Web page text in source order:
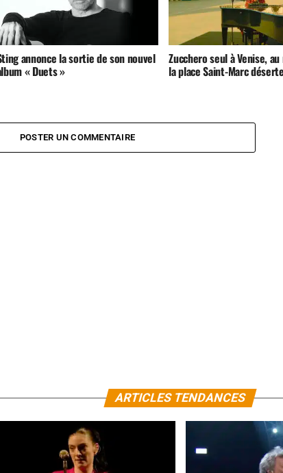
annonce la sortie de son nouvel
« Duets »
Zucchero seul à Venise,
la place Saint-Marc déserte
POSTER UN COMMENTAIRE
ARTICLES TENDANCES